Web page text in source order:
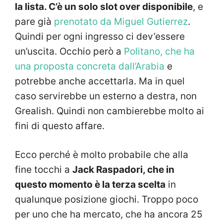
la lista. C’è un solo slot over disponibile, e
pare già prenotato da Miguel Gutierrez.
Quindi per ogni ingresso ci dev’essere
un’uscita. Occhio però a Politano, che ha
una proposta concreta dall’Arabia e
potrebbe anche accettarla. Ma in quel
caso servirebbe un esterno a destra, non
Grealish. Quindi non cambierebbe molto ai
fini di questo affare.
Ecco perché è molto probabile che alla
fine tocchi a Jack Raspadori, che in
questo momento è la terza scelta in
qualunque posizione giochi. Troppo poco
per uno che ha mercato, che ha ancora 25